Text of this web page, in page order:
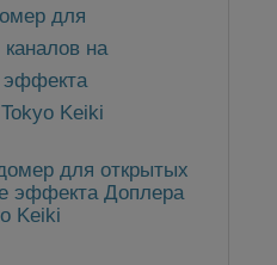
для открытых
эффекта Доплера
Keiki